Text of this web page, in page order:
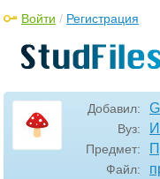
Войти / Регистрация
Добавил:
Вуз:
Предмет:
Файл: